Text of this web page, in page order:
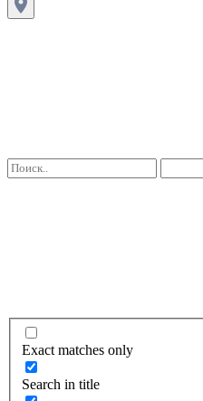
Exact matches only
Search in title